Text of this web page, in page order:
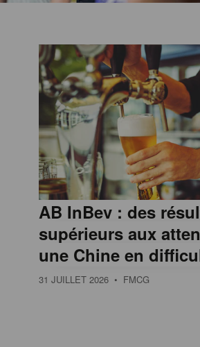
AB InBev : des
supérieurs aux
une Chine en
31 JUILLET 2026 • FMCG